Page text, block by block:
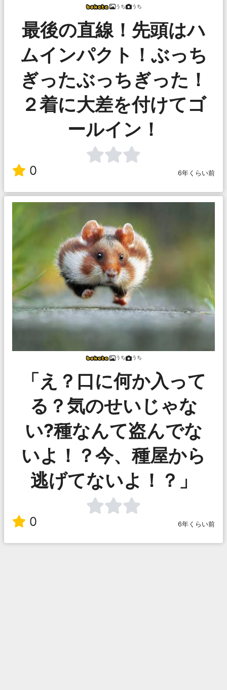
うち うち
最後の直線！先頭はハ
ムインパクト！ぶっち
ぎったぶっちぎった！
２着に大差を付けてゴ
ールイン！
0 6年くらい前
うち うち
「え？口に何か入って
る？気のせいじゃな
い?種なんて盗んでな
いよ！？今、種屋から
逃げてないよ！？」
0 6年くらい前